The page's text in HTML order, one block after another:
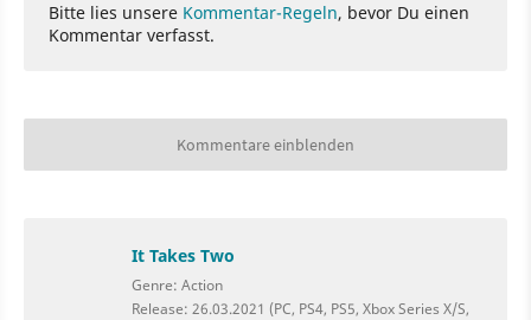
Bitte lies unsere Kommentar-Regeln, bevor Du einen
Kommentar verfasst.
Kommentare einblenden
It Takes Two
Genre: Action
Release: 26.03.2021 (PC, PS4, PS5, Xbox Series X/S,